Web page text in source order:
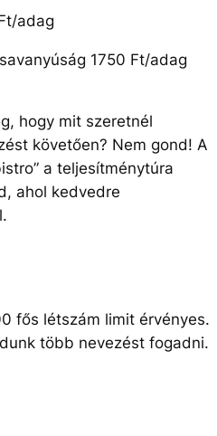
adag
1750 Ft/adag
hogy mit szeretnél
követően? Nem gond! A
a teljesítménytúra
ahol kedvedre
fős létszám limit érvényes.
több nevezést fogadni.